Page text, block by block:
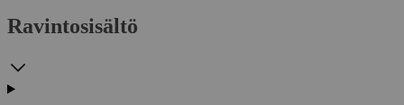
Ravintosisältö